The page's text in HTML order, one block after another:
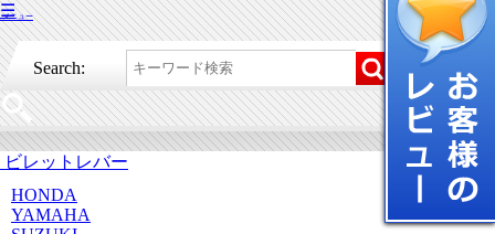
☰
メニュー
Search:
ビレットレバー
HONDA
YAMAHA